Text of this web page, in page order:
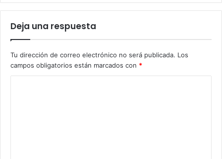
Deja una respuesta
Tu dirección de correo electrónico no será publicada. Los
campos obligatorios están marcados con *